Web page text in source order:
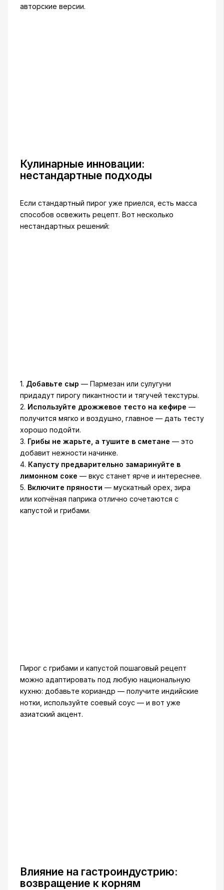
авторские версии.
Кулинарные инновации:
нестандартные подходы
Если стандартный пирог уже приелся, есть масса
способов освежить рецепт. Вот несколько
нестандартных решений:
1. Добавьте сыр — Пармезан или сулугуни
придадут пирогу пикантности и тягучей текстуры.
2. Используйте дрожжевое тесто на кефире —
получится мягко и воздушно, главное — дать тесту
хорошо подойти.
3. Грибы не жарьте, а тушите в сметане — это
добавит нежности начинке.
4. Капусту предварительно замаринуйте в
лимонном соке — вкус станет ярче и интереснее.
5. Включите пряности — мускатный орех, зира
или копчёная паприка отлично сочетаются с
капустой и грибами.
Пирог с грибами и капустой пошаговый рецепт
можно адаптировать под любую национальную
кухню: добавьте кориандр — получите индийские
нотки, используйте соевый соус — и вот уже
азиатский акцент.
Влияние на гастроиндустрию:
возвращение к корням